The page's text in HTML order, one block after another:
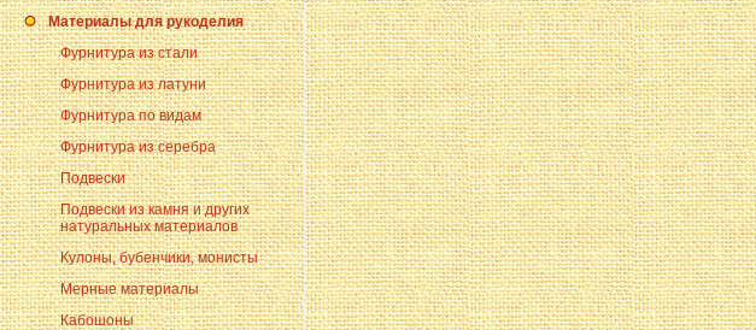
Материалы для рукоделия
Фурнитура из стали
Фурнитура из латуни
Фурнитура по видам
Фурнитура из серебра
Подвески
Подвески из камня и других
натуральных материалов
Кулоны, бубенчики, монисты
Мерные материалы
Кабошоны